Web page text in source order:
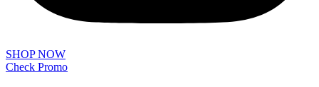
SHOP NOW
Check Promo